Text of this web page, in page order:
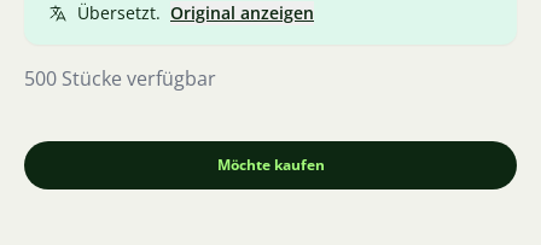
Übersetzt. Original anzeigen
500 Stücke verfügbar
Möchte kaufen